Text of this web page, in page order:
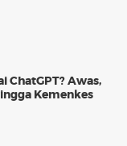
ChatGPT? Awas,
Kemenkes